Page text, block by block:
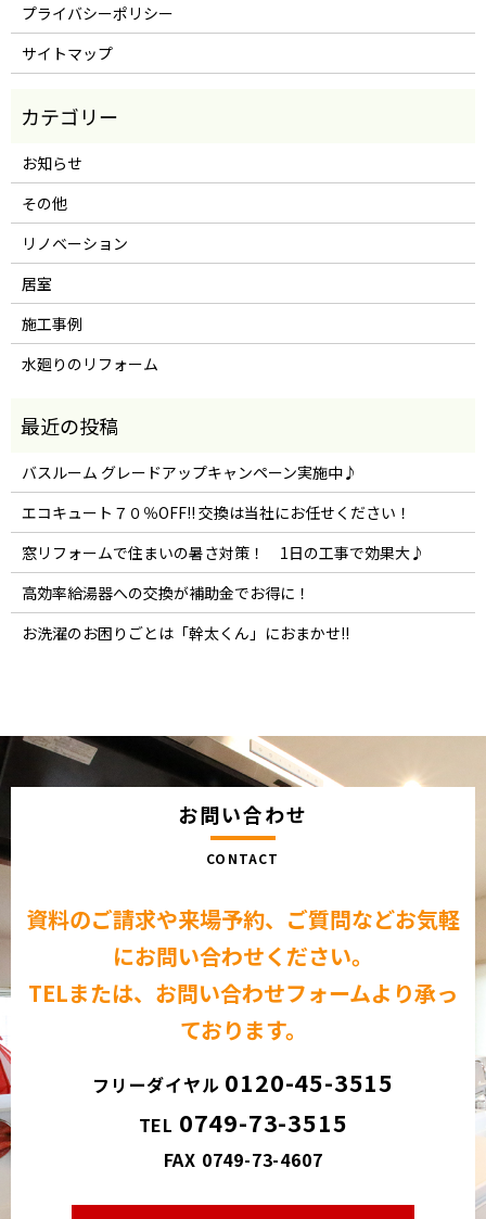
プライバシーポリシー
サイトマップ
お知らせ
その他
リノベーション
居室
施工事例
水廻りのリフォーム
バスルーム グレードアップキャンペーン実施中♪
エコキュート７０％OFF!! 交換は当社にお任せください！
窓リフォームで住まいの暑さ対策！ 1日の工事で効果大♪
高効率給湯器への交換が補助金でお得に！
お洗濯のお困りごとは「幹太くん」におまかせ!!
お問い合わせ
CONTACT
資料のご請求や来場予約、ご質問などお気軽
にお問い合わせください。
TELまたは、お問い合わせフォームより承っ
ております。
フリーダイヤル 0120-45-3515
TEL 0749-73-3515
FAX 0749-73-4607